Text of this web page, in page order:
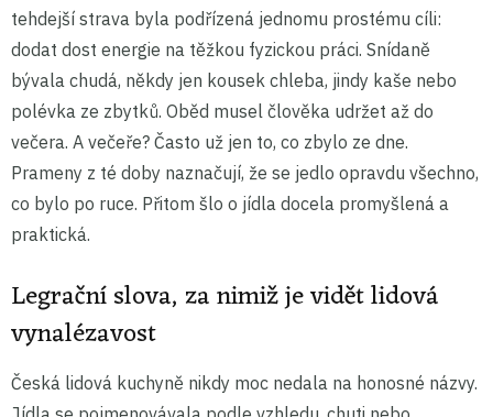
tehdejší strava byla podřízená jednomu prostému cíli:
dodat dost energie na těžkou fyzickou práci. Snídaně
bývala chudá, někdy jen kousek chleba, jindy kaše nebo
polévka ze zbytků. Oběd musel člověka udržet až do
večera. A večeře? Často už jen to, co zbylo ze dne.
Prameny z té doby naznačují, že se jedlo opravdu všechno,
co bylo po ruce. Přitom šlo o jídla docela promyšlená a
praktická.
Legrační slova, za nimiž je vidět lidová
vynalézavost
Česká lidová kuchyně nikdy moc nedala na honosné názvy.